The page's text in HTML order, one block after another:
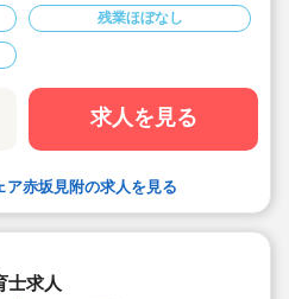
いあなたにピッタリな求人です。
があってもOK！安心のサポート！
すい！
ちにも余裕を持って子どもと関わり
新しい仲間と働こう！
残業ほぼなし
求人を見る
ア赤坂見附の求人を見る
士求人